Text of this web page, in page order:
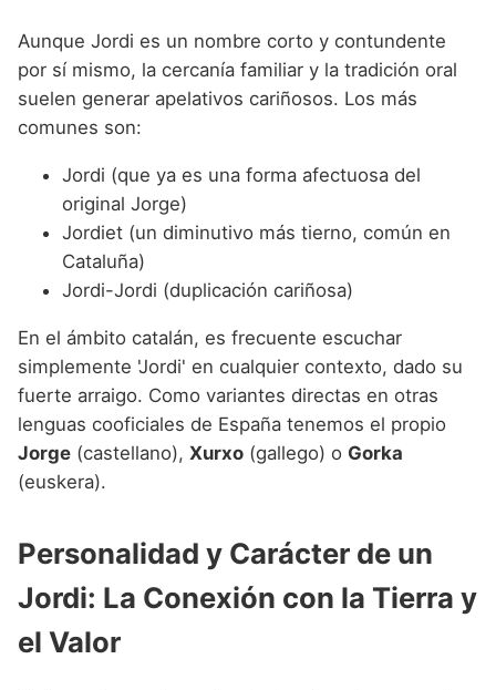
Aunque Jordi es un nombre corto y contundente
por sí mismo, la cercanía familiar y la tradición oral
suelen generar apelativos cariñosos. Los más
comunes son:
Jordi (que ya es una forma afectuosa del
original Jorge)
Jordiet (un diminutivo más tierno, común en
Cataluña)
Jordi-Jordi (duplicación cariñosa)
En el ámbito catalán, es frecuente escuchar
simplemente 'Jordi' en cualquier contexto, dado su
fuerte arraigo. Como variantes directas en otras
lenguas cooficiales de España tenemos el propio
Jorge (castellano), Xurxo (gallego) o Gorka
(euskera).
Personalidad y Carácter de un
Jordi: La Conexión con la Tierra y
el Valor